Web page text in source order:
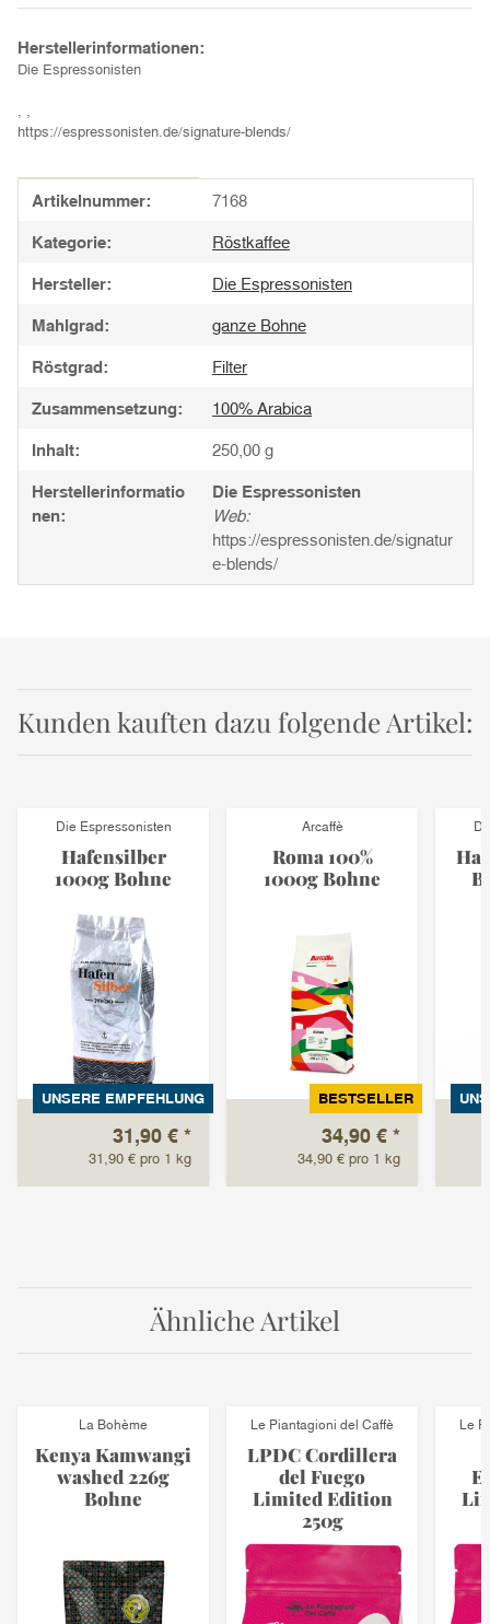
Herstellerinformationen:
Die Espressonisten
https://espressonisten.de/signature-blends/
Produkteigenschaft
Wert
Artikelnummer: 7168
Kategorie: Röstkaffee
Hersteller: Die Espressonisten
Mahlgrad: ganze Bohne
Röstgrad: Filter
Zusammensetzung: 100% Arabica
Inhalt: 250,00 g
Herstellerinformatio
nen:
Die Espressonisten
Web:
https://espressonisten.de/signatur
e-blends/
Kunden kauften dazu folgende Artikel:
Die Espressonisten
Hafensilber
1000g Bohne
UNSERE EMPFEHLUNG
31,90 € *
31,90 € pro 1 kg
Arcaffè
Roma 100%
1000g Bohne
BESTSELLER
34,90 € *
34,90 € pro 1 kg
Ähnliche Artikel
La Bohème
Kenya Kamwangi
washed 226g
Bohne
Le Piantagioni del Caffè
LPDC Cordillera
del Fuego
Limited Edition
250g
Le